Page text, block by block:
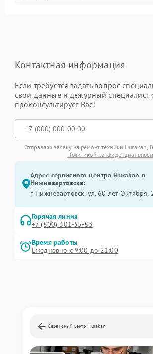
Контактная информация
Если требуется задать вопрос
свои данные и дежурный специалист
проконсультирует Вас!
Отправляя заявку на ремонт техники Hurakan,
Политикой
Адрес сервисного центра Hurakan в
Нижневартовске:
г. Нижневартовск, ул. 60 лет Октября,
Горячая линия
+7 (800) 301-55-83
Время работы
Ежедневно с 9:00 до 21:00
Сервисный центр Hurakan